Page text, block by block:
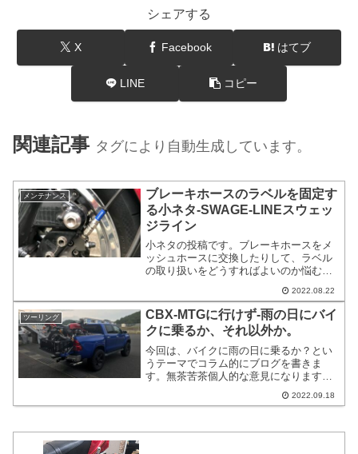
シェアする
X Facebook はてブ
LINE コピー
関連記事 タグにより自動生成しています。
メンテナンス
ブレーキホースのラベルを固定す
る小ネタ-SWAGE-LINEスウェッ
ジライン
小ネタの投稿です。ブレーキホースをメ
ッシュホースに交換したりして、ラベル
の取り扱いをどうすればよいのか悩む方
した方が良いのか、そのまま取り付けて
おくかすごく悩んだ事がある方もいらっ
しゃると思います。
2022.08.22
ツーリング
CBX-MTGに行けず-雨の日にバイ
クに乗るか、それ以外か。
今回は、バイクに雨の日に乗るか？とい
うテーマでコラム的にブログを書きま
す。無茶苦茶個人的な意見になります。
理由はCBX1000が雨の日用のバイクにな
2022.09.18